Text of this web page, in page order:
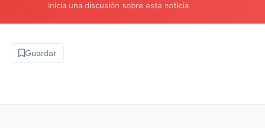
Inicia una discusión sobre esta noticia
Guardar